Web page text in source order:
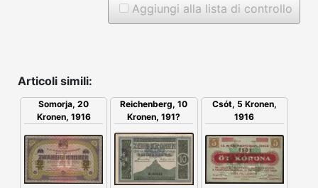
Aggiungi alla lista di controllo
Articoli simili:
Somorja, 20
Kronen, 1916
Reichenberg, 10
Kronen, 191?
Csót, 5 Kronen,
1916